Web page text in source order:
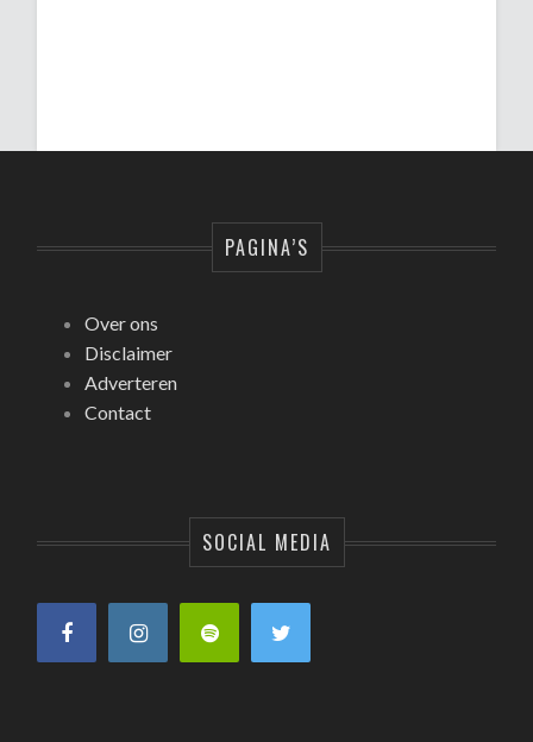
PAGINA’S
Over ons
Disclaimer
Adverteren
Contact
SOCIAL MEDIA